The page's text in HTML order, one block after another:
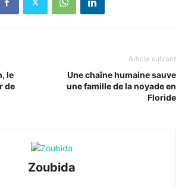
le
de
Article suivant
Une chaîne humaine sauve
une famille de la noyade en
Floride
Zoubida